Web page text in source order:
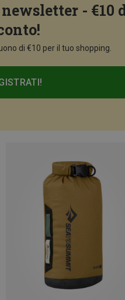
- €10
di €10 per il tuo shopping.